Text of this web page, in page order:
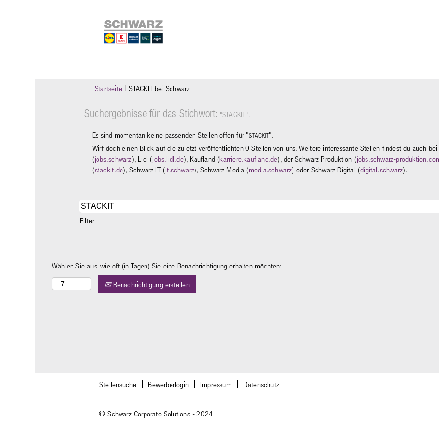
Startseite | STACKIT bei Schwarz(aktuelle
Suchergebnisse für das Stichwort: "STACKIT".
Es sind momentan keine passenden Stellen offen für "STACKIT".
Wirf doch einen Blick auf die zuletzt veröffentlichten 0 Stellen von uns. Weitere interessante Stellen findest du auch bei
(jobs.schwarz), Lidl (jobs.lidl.de), Kaufland (karriere.kaufland.de), der Schwarz Produktion (jobs.schwarz-
(stackit.de), Schwarz IT (it.schwarz), Schwarz Media (media.schwarz) oder Schwarz Digital (digital.schwarz).
Filter
Wählen Sie aus, wie oft (in Tagen) Sie eine Benachrichtigung erhalten möchten:
Benachrichtigung erstellen
Stellensuche Bewerberlogin Impressum Datenschutz
© Schwarz Corporate Solutions - 2024